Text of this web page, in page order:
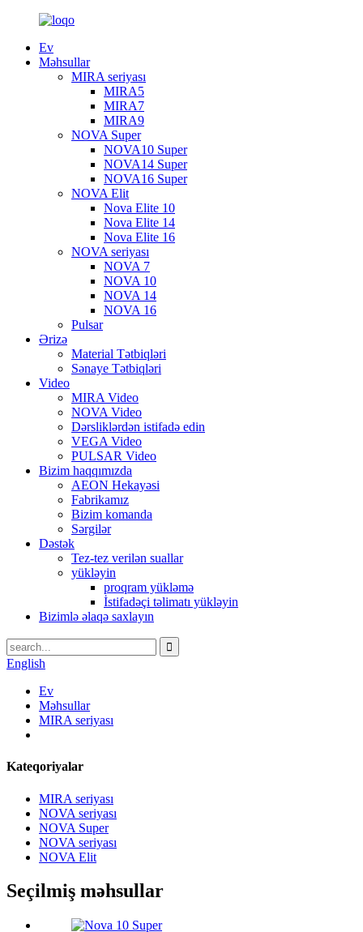
Ev
Məhsullar
MIRA seriyası
MIRA5
MIRA7
MIRA9
NOVA Super
NOVA10 Super
NOVA14 Super
NOVA16 Super
NOVA Elit
Nova Elite 10
Nova Elite 14
Nova Elite 16
NOVA seriyası
NOVA 7
NOVA 10
NOVA 14
NOVA 16
Pulsar
Ərizə
Material Tətbiqləri
Sənaye Tətbiqləri
Video
MIRA Video
NOVA Video
Dərsliklərdən istifadə edin
VEGA Video
PULSAR Video
Bizim haqqımızda
AEON Hekayəsi
Fabrikamız
Bizim komanda
Sərgilər
Dəstək
Tez-tez verilən suallar
yükləyin
proqram yükləmə
İstifadəçi təlimatı yükləyin
Bizimlə əlaqə saxlayın
English
Ev
Məhsullar
MIRA seriyası
Kateqoriyalar
MIRA seriyası
NOVA seriyası
NOVA Super
NOVA seriyası
NOVA Elit
Seçilmiş məhsullar